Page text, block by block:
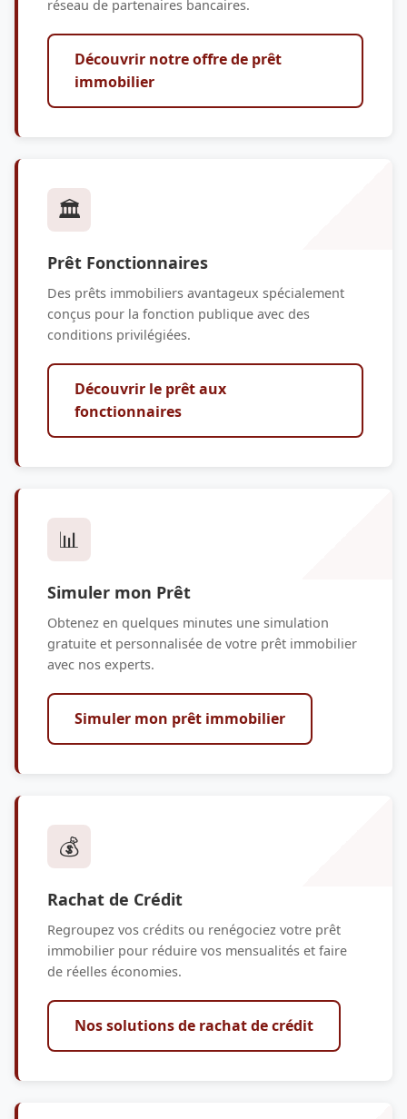
réseau de partenaires bancaires.
Découvrir notre offre de prêt
immobilier
🏛️
Prêt Fonctionnaires
Des prêts immobiliers avantageux spécialement
conçus pour la fonction publique avec des
conditions privilégiées.
Découvrir le prêt aux
fonctionnaires
📊
Simuler mon Prêt
Obtenez en quelques minutes une simulation
gratuite et personnalisée de votre prêt immobilier
avec nos experts.
Simuler mon prêt immobilier
💰
Rachat de Crédit
Regroupez vos crédits ou renégociez votre prêt
immobilier pour réduire vos mensualités et faire
de réelles économies.
Nos solutions de rachat de crédit